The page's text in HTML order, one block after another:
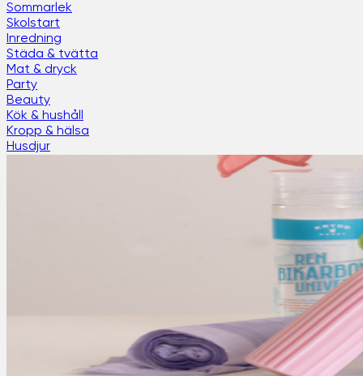
Sommarlek
Skolstart
Inredning
Städa & tvätta
Mat & dryck
Party
Beauty
Kök & hushåll
Kropp & hälsa
Husdjur